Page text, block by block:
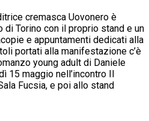
cremasca Uovonero è
Torino con il proprio stand e un
e appuntamenti dedicati alla
portati alla manifestazione c’è
young adult di Daniele
15 maggio nell’incontro Il
Fucsia, e poi allo stand